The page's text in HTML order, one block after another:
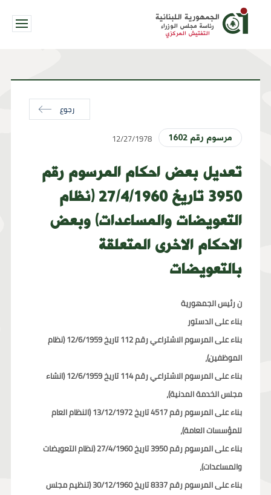
الجمهورية اللبنانية
رئاسة مجلس الوزراء
التفتيش المركزي
رجوع
مرسوم رقم 1602 12/27/1978
تعديل بعض احكام المرسوم رقم
3950 تاريخ 27/4/1960 (نظام
التعويضات والمساعدات) وبعض
الاحكام الاخرى المتعلقة
بالتعويضات
ن رئيس الجمهورية
بناء على الدستور
بناء على المرسوم الاشتراعي رقم 112 تاريخ 12/6/1959 (نظام
الموظفين)،
بناء على المرسوم الاشتراعي رقم 114 تاريخ 12/6/1959 (انشاء
مجلس الخدمة المدنية)،
بناء على المرسوم رقم 4517 تاريخ 13/12/1972 (النظام العام
للمؤسسات العامة)،
بناء على المرسوم رقم 3950 تاريخ 27/4/1960 (نظام التعويضات
والمساعدات)،
بناء على المرسوم رقم 8337 تاريخ 30/12/1960 (تنظيم مجلس